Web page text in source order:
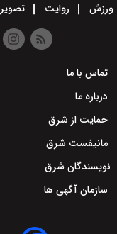
ورزش
روایت تصویر
تماس با ما
درباره ما
حمایت از شرق
مانیفست شرق
نویسندگان شرق
سازمان آگهی ها